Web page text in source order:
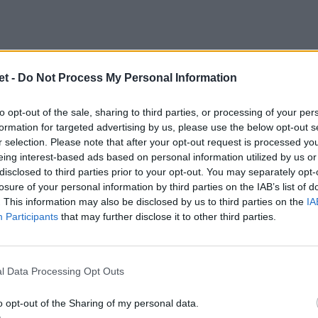
- Do Not Process My Personal Information
opt-out of the sale, sharing to third parties, or processing of your
for targeted advertising by us, please use the below opt-out
selection. Please note that after your opt-out request is processed
interest-based ads based on personal information utilized by us
to third parties prior to your opt-out. You may separately
of your personal information by third parties on the IAB’s list of
This information may also be disclosed by us to third parties on the
Participants that may further disclose it to other third parties.
Data Processing Opt Outs
opt-out of the Sharing of my personal data.
Elite 2024/25<
ultimi colpi di rugby mercato di alcune
tantissime conferme in rosa e
hanno presentatoGianfranco Savino
di Buenos Aires e proveniente dal
divisione spagnola. Il secondo innesto è
seconda linea classe 2001 proveniente dal